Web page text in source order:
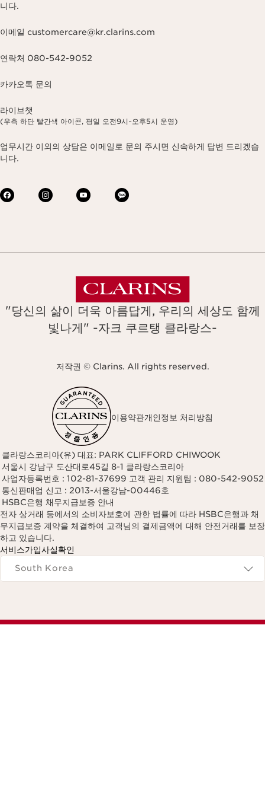
니다.
이메일 customercare@kr.clarins.com
연락처 080-542-9052
카카오톡 문의
라이브챗
(우측 하단 빨간색 아이콘, 평일 오전9시~오후5시 운영)
업무시간 이외의 상담은 이메일로 문의 주시면 신속하게 답변 드리겠습
니다.
"당신의 삶이 더욱 아름답게, 우리의 세상도 함께
빛나게" -자크 쿠르탱 클라랑스-
저작권 © Clarins. All rights reserved.
이용약관개인정보 처리방침
클라랑스코리아(유) 대표: PARK CLIFFORD CHIWOOK
서울시 강남구 도산대로45길 8-1 클라랑스코리아
사업자등록번호 : 102-81-37699 고객 관리 지원팀 : 080-542-9052
통신판매업 신고 : 2013-서울강남-00446호
HSBC은행 채무지급보증 안내
전자 상거래 등에서의 소비자보호에 관한 법률에 따라 HSBC은행과 채
무지급보증 계약을 체결하여 고객님의 결제금액에 대해 안전거래를 보장
하고 있습니다.
서비스가입사실확인
Navigates to
South Korea